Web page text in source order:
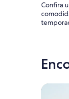
Confira
Busque